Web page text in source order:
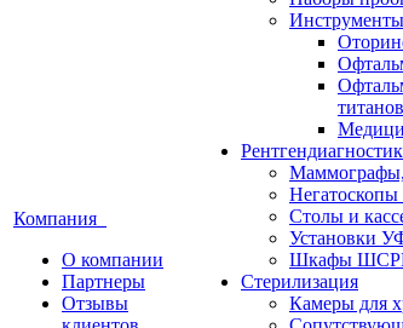
Компания
О компании
Партнеры
Отзывы
Маммографы,
Столы и
Установки
Шкафы
Стерилизация
Камеры для